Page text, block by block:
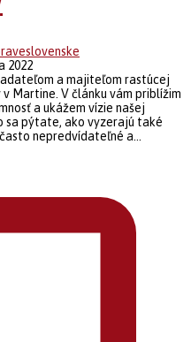
2022
a majiteľom rastúcej
Martine. V článku vám priblížim
a ukážem vízie našej
nepredvídateľné a...